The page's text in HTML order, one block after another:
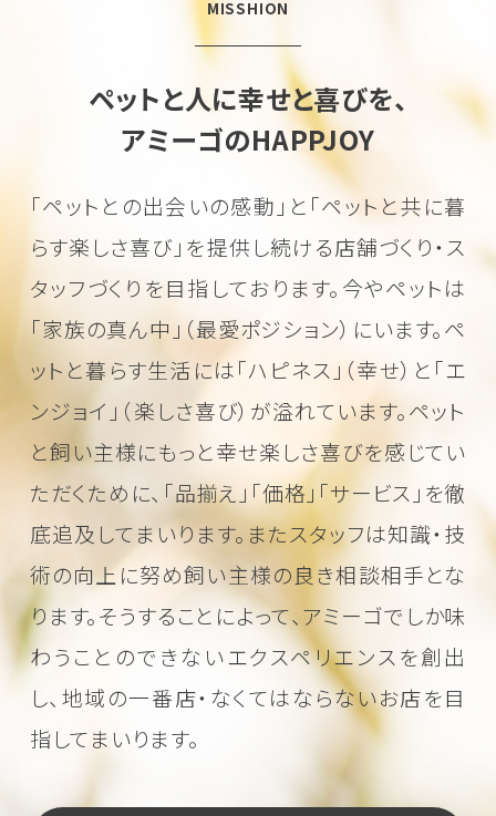
MISSHION
ペットと人に幸せと喜びを、
アミーゴのHAPPJOY
「ペットとの出会いの感動」と「ペットと共に暮
らす楽しさ喜び」を提供し続ける店舗づくり・ス
タッフづくりを目指しております。 今やペットは
「家族の真ん中」（最愛ポジション）にいます。ペ
ットと暮らす生活には「ハピネス」（幸せ）と「エ
ンジョイ」（楽しさ喜び）が溢れています。ペット
と飼い主様にもっと幸せ楽しさ喜びを感じてい
ただくために、 「品揃え」「価格」「サービス」を徹
底追及してまいります。またスタッフは知識・技
術の向上に努め飼い主様の良き相談相手とな
ります。そうすることによって、アミーゴでしか味
わうことのできないエクスペリエンスを創出
し、地域の一番店・なくてはならないお店を目
指してまいります。